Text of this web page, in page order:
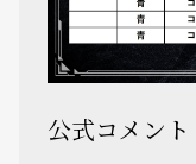
公式コメント